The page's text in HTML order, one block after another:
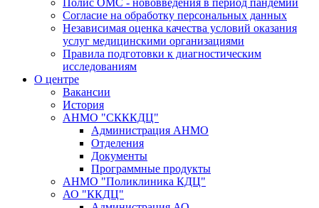
Полис ОМС - нововведения в период пандемии
Согласие на обработку персональных данных
Независимая оценка качества условий оказания
услуг медицинскими организациями
Правила подготовки к диагностическим
исследованиям
О центре
Вакансии
История
АНМО "СКККДЦ"
Администрация АНМО
Отделения
Документы
Программные продукты
АНМО "Поликлиника КДЦ"
АО "ККДЦ"